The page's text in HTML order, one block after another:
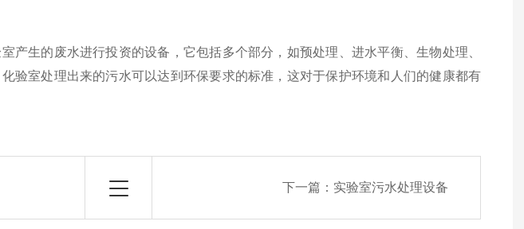
生的废水进行投资的设备，它包括多个部分，如预处理、进水平衡、生物处理、
验室处理出来的污水可以达到环保要求的标准，这对于保护环境和人们的健康都有
下一篇： 实验室污水处理设备